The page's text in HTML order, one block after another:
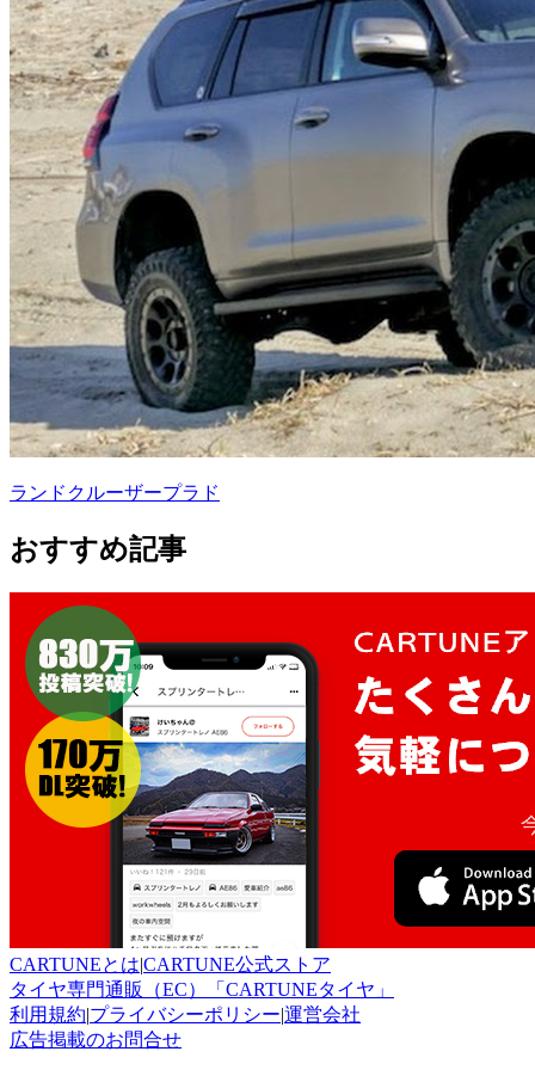
ランドクルーザープラド
おすすめ記事
CARTUNEとは|CARTUNE公式ストア
タイヤ専門通販（EC）「CARTUNEタイヤ」
利用規約|プライバシーポリシー|運営会社
広告掲載のお問合せ